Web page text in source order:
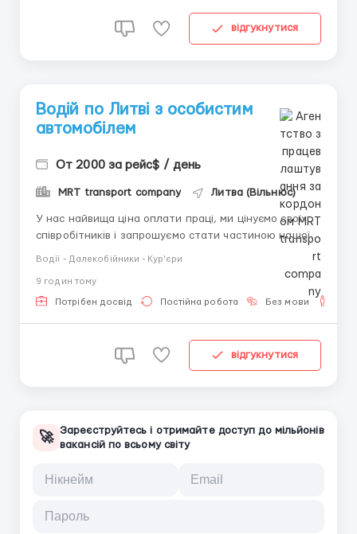
відгукнутися
Водій по Литві з особистим
автомобілем
От 2000 за рейс$ / день
MRT transport company Литва (Вільнюс)
У нас найвища ціна оплати праці, ми цінуємо своїх
співробітників і запрошуємо стати частиною нашої
команди. Від Вас потрібен автомобіль та мобільний
у дорозі. телеграм @M_R_T_80 ватсап
+359886140986...
Водії - Далекобійники - Кур'єри
9 годин тому
Потрібен досвід Постійна робота Без мови
відгукнутися
🚀 Зареєструйтесь і отримайте доступ до мільйонів
вакансій по всьому світу